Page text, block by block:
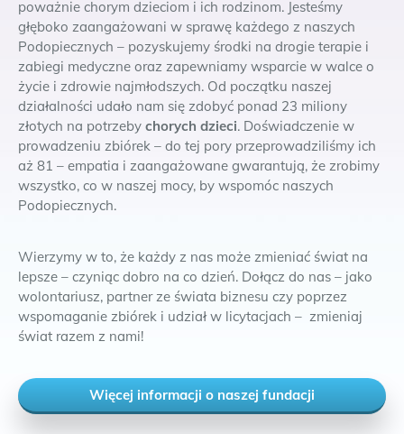
poważnie chorym dzieciom i ich rodzinom. Jesteśmy
głęboko zaangażowani w sprawę każdego z naszych
Podopiecznych – pozyskujemy środki na drogie terapie i
zabiegi medyczne oraz zapewniamy wsparcie w walce o
życie i zdrowie najmłodszych. Od początku naszej
działalności udało nam się zdobyć ponad 23 miliony
złotych na potrzeby chorych dzieci. Doświadczenie w
prowadzeniu zbiórek – do tej pory przeprowadziliśmy ich
aż 81 – empatia i zaangażowane gwarantują, że zrobimy
wszystko, co w naszej mocy, by wspomóc naszych
Podopiecznych.
Wierzymy w to, że każdy z nas może zmieniać świat na
lepsze – czyniąc dobro na co dzień. Dołącz do nas – jako
wolontariusz, partner ze świata biznesu czy poprzez
wspomaganie zbiórek i udział w licytacjach – zmieniaj
świat razem z nami!
Więcej informacji o naszej fundacji